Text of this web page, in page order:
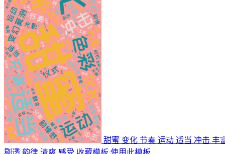
甜蜜 变化 节奏 运动 适当 冲击 丰
剔透 韵律 清爽 感受 收藏模板 使用此模板